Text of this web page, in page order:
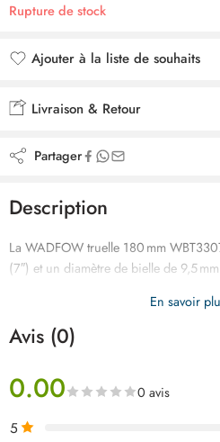
Rupture de stock
Ajouter à la liste de souhaits
Livraison & Retour
Partager
Description
La WADFOW truelle 180 mm
(7″) et un diamètre de bielle de 9,5
idéale pour tous vos travaux de
En savoir
Avis (0)
0.00 0 avis
5